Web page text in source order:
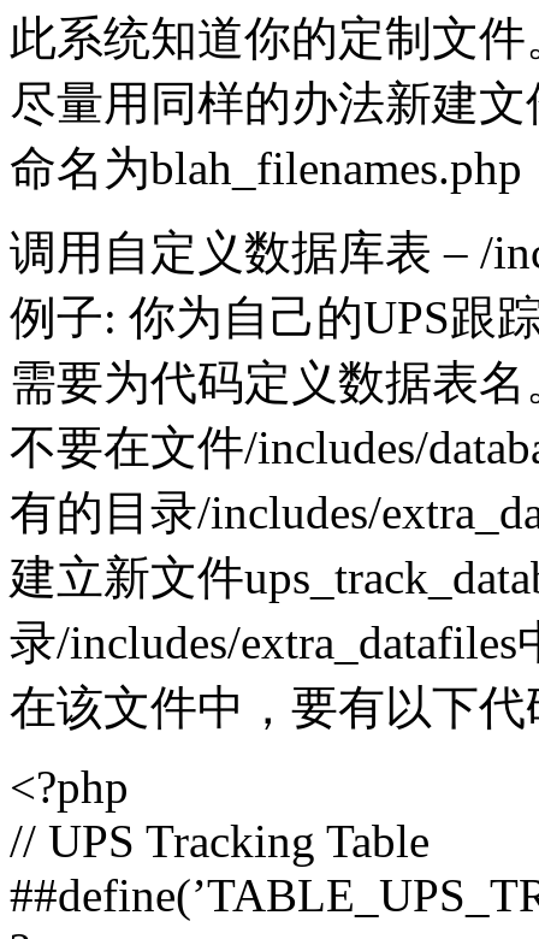
此系统知道你的定制文
尽量用同样的办法新建
命名为blah_filenames.php
调用自定义数据库表 – /
例子: 你为自己的UPS跟
需要为代码定义数据表
不要在文件/includes/
有的目录/includes/
建立新文件
录/includes/
在该文件中，要有以下代
<?php
// UPS Tracking Table